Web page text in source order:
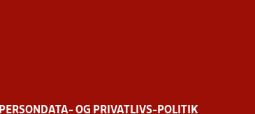
PERSONDATA- OG PRIVATLIVS-POLITIK